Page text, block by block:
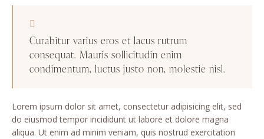
Curabitur varius eros et lacus rutrum
consequat. Mauris sollicitudin enim
condimentum, luctus justo non, molestie nisl.
Lorem ipsum dolor sit amet, consectetur adipisicing elit, sed
do eiusmod tempor incididunt ut labore et dolore magna
aliqua. Ut enim ad minim veniam, quis nostrud exercitation